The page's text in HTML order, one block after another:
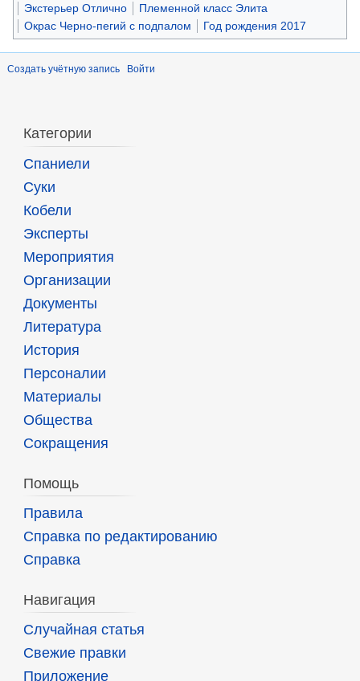
Экстерьер Отлично
Племенной класс Элита
Окрас Черно-пегий с подпалом
Год рождения 2017
Создать учётную запись Войти
Категории
Спаниели
Суки
Кобели
Эксперты
Мероприятия
Организации
Документы
Литература
История
Персоналии
Материалы
Общества
Сокращения
Помощь
Правила
Справка по редактированию
Справка
Навигация
Случайная статья
Свежие правки
Приложение